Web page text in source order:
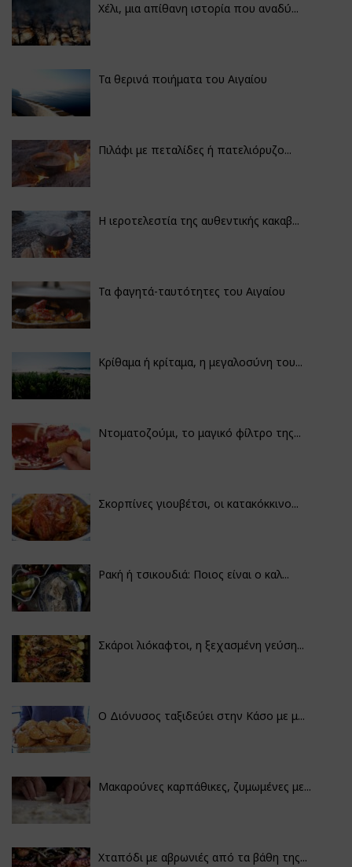
Χέλι, μια απίθανη ιστορία που αναδύ...
Τα θερινά ποιήματα του Αιγαίου
Πιλάφι με πεταλίδες ή πατελιόρυζο...
Η ιεροτελεστία της αυθεντικής κακαβ...
Τα φαγητά-ταυτότητες του Αιγαίου
Κρίθαμα ή κρίταμα, η μεγαλοσύνη του...
Ντοματοζούμι, το μαγικό φίλτρο της...
Σκορπίνες γιουβέτσι, οι κατακόκκινο...
Ρακή ή τσικουδιά: Ποιος είναι ο καλ...
Σκάροι λιόκαφτοι, η ξεχασμένη γεύση...
Ο Διόνυσος ταξιδεύει στην Κάσο με μ...
Μακαρούνες καρπάθικες, ζυμωμένες με...
Χταπόδι με αβρωνιές από τα βάθη της...